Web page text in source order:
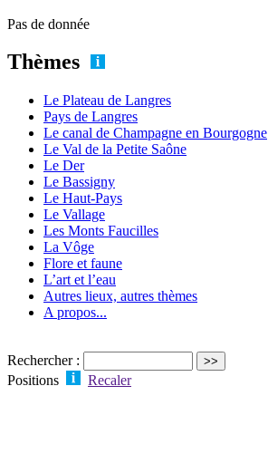
Pas de donnée
Thèmes
Le Plateau de Langres
Pays de Langres
Le canal de Champagne en Bourgogne
Le Val de la Petite Saône
Le Der
Le Bassigny
Le Haut-Pays
Le Vallage
Les Monts Faucilles
La Vôge
Flore et faune
L’art et l’eau
Autres lieux, autres thèmes
A propos...
Rechercher :
Positions
Recaler